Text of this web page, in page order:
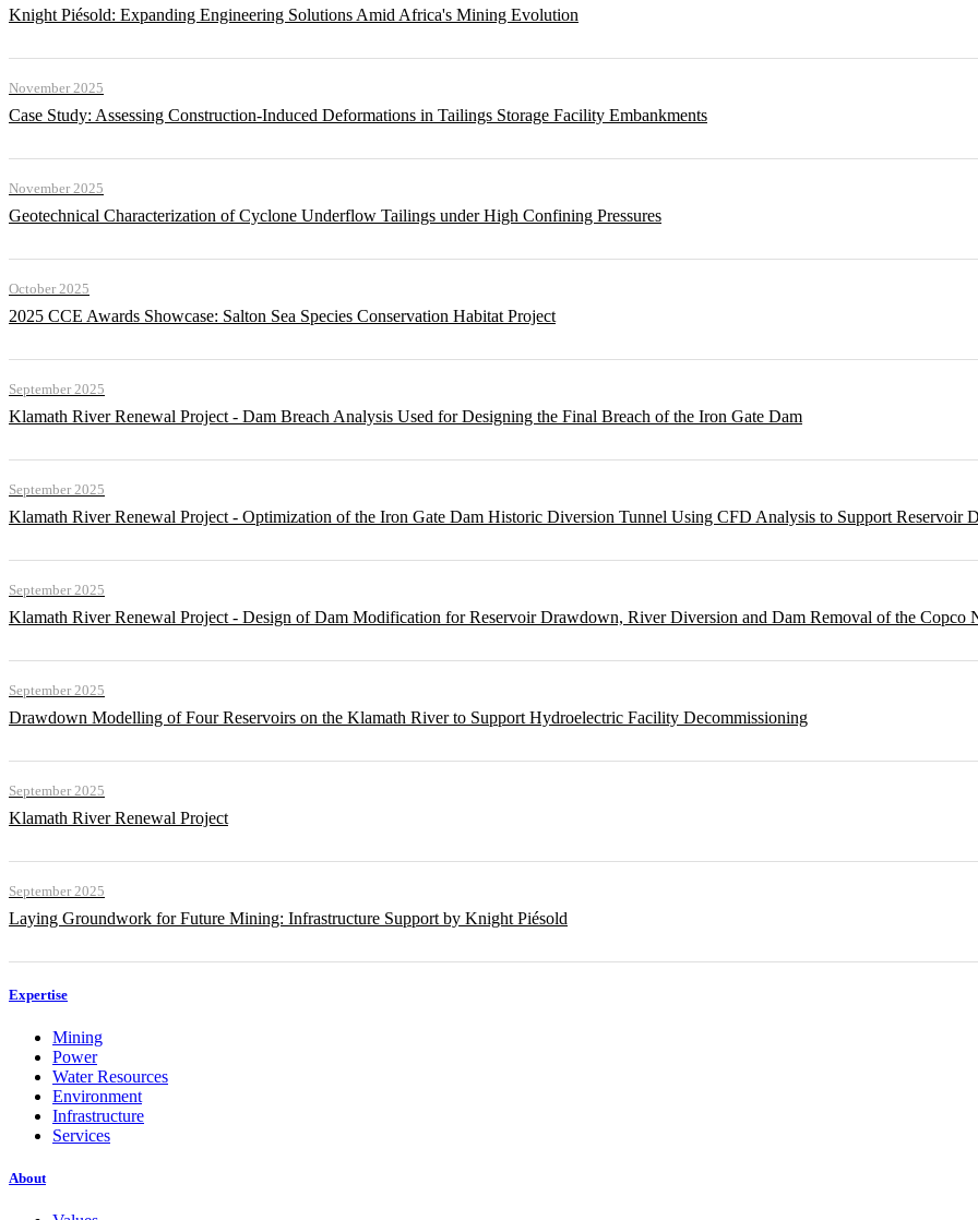
Knight Piésold: Expanding Engineering Solutions Amid Africa's Mining Evolution
November 2025
Case Study: Assessing Construction-Induced Deformations in Tailings Storage Facility Embankments
November 2025
Geotechnical Characterization of Cyclone Underflow Tailings under High Confining Pressures
October 2025
2025 CCE Awards Showcase: Salton Sea Species Conservation Habitat Project
September 2025
Klamath River Renewal Project - Dam Breach Analysis Used for Designing the Final Breach of the Iron Gate Dam
September 2025
Klamath River Renewal Project - Optimization of the Iron Gate Dam Historic Diversion Tunnel Using CFD Analysis to Support Reservoir
September 2025
Klamath River Renewal Project - Design of Dam Modification for Reservoir Drawdown, River Diversion and Dam Removal of the Copco
September 2025
Drawdown Modelling of Four Reservoirs on the Klamath River to Support Hydroelectric Facility Decommissioning
September 2025
Klamath River Renewal Project
September 2025
Laying Groundwork for Future Mining: Infrastructure Support by Knight Piésold
Expertise
Mining
Power
Water Resources
Environment
Infrastructure
Services
About